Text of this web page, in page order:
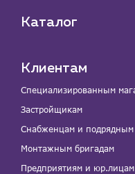
Каталог
Клиентам
Специализированным
Застройщикам
Снабженцам и подрядным
Монтажным бригадам
Предприятиям и юр.лицам